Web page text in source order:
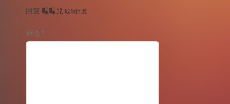
回复 喔喔兒 取消回复
评论 *